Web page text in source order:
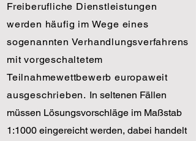
Freiberufliche Dienstleistungen
werden häufig im Wege eines
sogenannten Verhandlungsverfahrens
mit vorgeschaltetem
Teilnahmewettbewerb europaweit
ausgeschrieben. In seltenen Fällen
müssen Lösungsvorschläge im Maßstab
1:1000 eingereicht werden, dabei handelt